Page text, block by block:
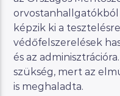
képzik ki a
védőfelszerelések
és az
szükség, mert az
is meghaladta.